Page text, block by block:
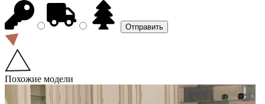
Похожие модели